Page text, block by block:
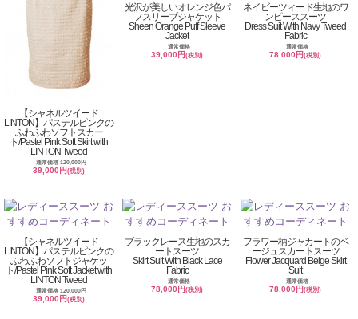
【シャネルツイード
LINTON】パステルピンクの
ふわふわソフトスカー
ト/Pastel Pink Soft Skirt with
LINTON Tweed
通常価格 120,000円
39,000円(税別)
光沢が美しいオレンジ色パ
フスリーブジャケット
Sheen Orange Puff Sleeve
Jacket
通常価格
39,000円(税別)
ネイビーツィード生地のワ
ンピーススーツ
Dress Suit With Navy Tweed
Fabric
通常価格
78,000円(税別)
【シャネルツイード
LINTON】パステルピンクの
ふわふわソフトジャケッ
ト/Pastel Pink Soft Jacket with
LINTON Tweed
通常価格 120,000円
39,000円(税別)
ブラックレース生地のスカ
ートスーツ
Skirt Suit With Black Lace
Fabric
通常価格
78,000円(税別)
フラワー柄ジャカートのベ
ージュスカートスーツ
Flower Jacquard Beige Skirt
Suit
通常価格
78,000円(税別)